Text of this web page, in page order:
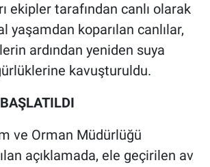
ekipler tarafından canlı olarak
yaşamdan koparılan canlılar,
ardından yeniden suya
kavuşturuldu.
ve Orman Müdürlüğü
açıklamada, ele geçirilen av